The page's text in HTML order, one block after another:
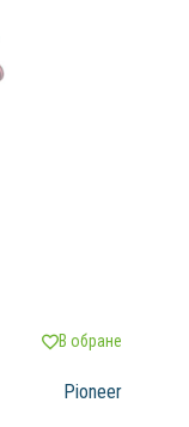
В обране
Pioneer